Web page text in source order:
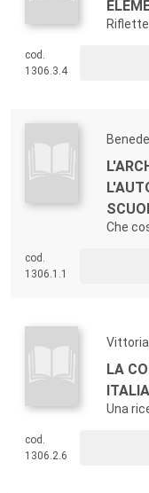
cod.
1306.3.4
Che
cod.
1306.1.1
Vittoria
LA
ITALIA
Una
cod.
1306.2.6